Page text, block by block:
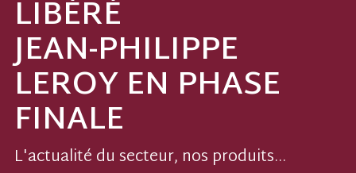
LIBÉRÉ
JEAN-PHILIPPE
LEROY EN PHASE
FINALE
L'actualité du secteur, nos produits...